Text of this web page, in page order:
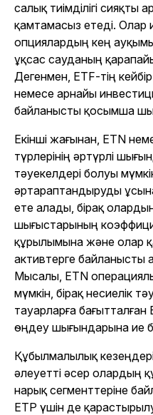
салық тиімділігі
қамтамасыз етеді. Олар
опциялардың кең
ұқсас сауданың
Дегенмен, ETF-тің
немесе арнайы
байланысты қосымша
Екінші жағынан, ETN
түрлерінің әртүрлі
тәуекелдері болуы
әртараптандыруды
ете алады, бірақ
шығыстарының
құрылымына және олар
активтерге байланысты
Мысалы, ETN
мүмкін, бірақ несиелік
тауарларға бағытталған
өңдеу шығындарына ие
Құбылмалылық
әлеуетті әсер олардың
нарық сегменттеріне
ETP үшін де